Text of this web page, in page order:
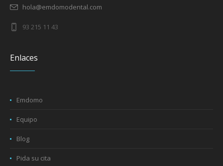
hola@emdomodental.com
93 215 11 43
Enlaces
Emdomo
Equipo
Blog
Pida su cita